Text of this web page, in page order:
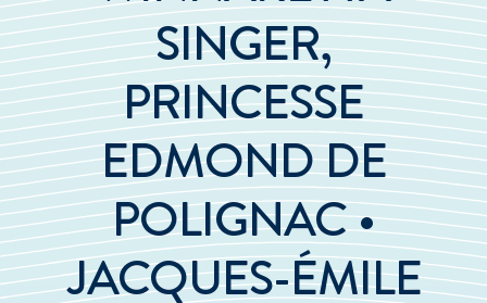
SINGER,
PRINCESSE
EDMOND DE
POLIGNAC •
JACQUES-ÉMILE